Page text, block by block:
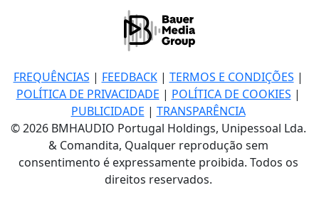
FREQUÊNCIAS | FEEDBACK| TERMOS E CONDIÇÕES |
POLÍTICA DE PRIVACIDADE | POLÍTICA DE COOKIES |
PUBLICIDADE | TRANSPARÊNCIA
© 2026 BMHAUDIO Portugal Holdings, Unipessoal Lda.
& Comandita, Qualquer reprodução sem
consentimento é expressamente proibida. Todos os
direitos reservados.